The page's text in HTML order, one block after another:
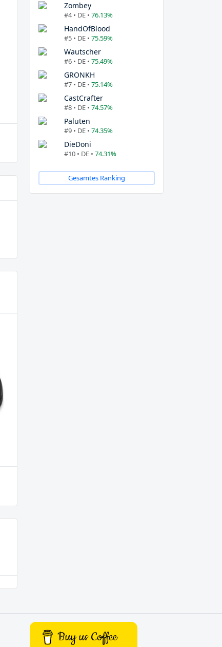
Zombey
#4 • DE • 76.13%
HandOfBlood
#5 • DE • 75.59%
Wautscher
#6 • DE • 75.49%
GRONKH
#7 • DE • 75.14%
CastCrafter
#8 • DE • 74.57%
Paluten
#9 • DE • 74.35%
DieDoni
#10 • DE • 74.31%
Gesamtes Ranking
Buy us Coffee